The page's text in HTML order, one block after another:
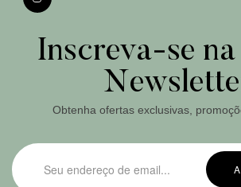
Inscreva-se na
Obtenha ofertas exclusivas,